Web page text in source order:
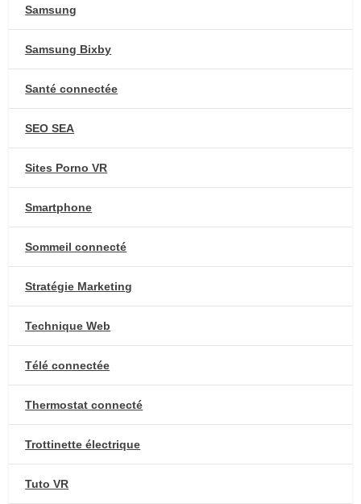
Samsung
Samsung Bixby
Santé connectée
SEO SEA
Sites Porno VR
Smartphone
Sommeil connecté
Stratégie Marketing
Technique Web
Télé connectée
Thermostat connecté
Trottinette électrique
Tuto VR